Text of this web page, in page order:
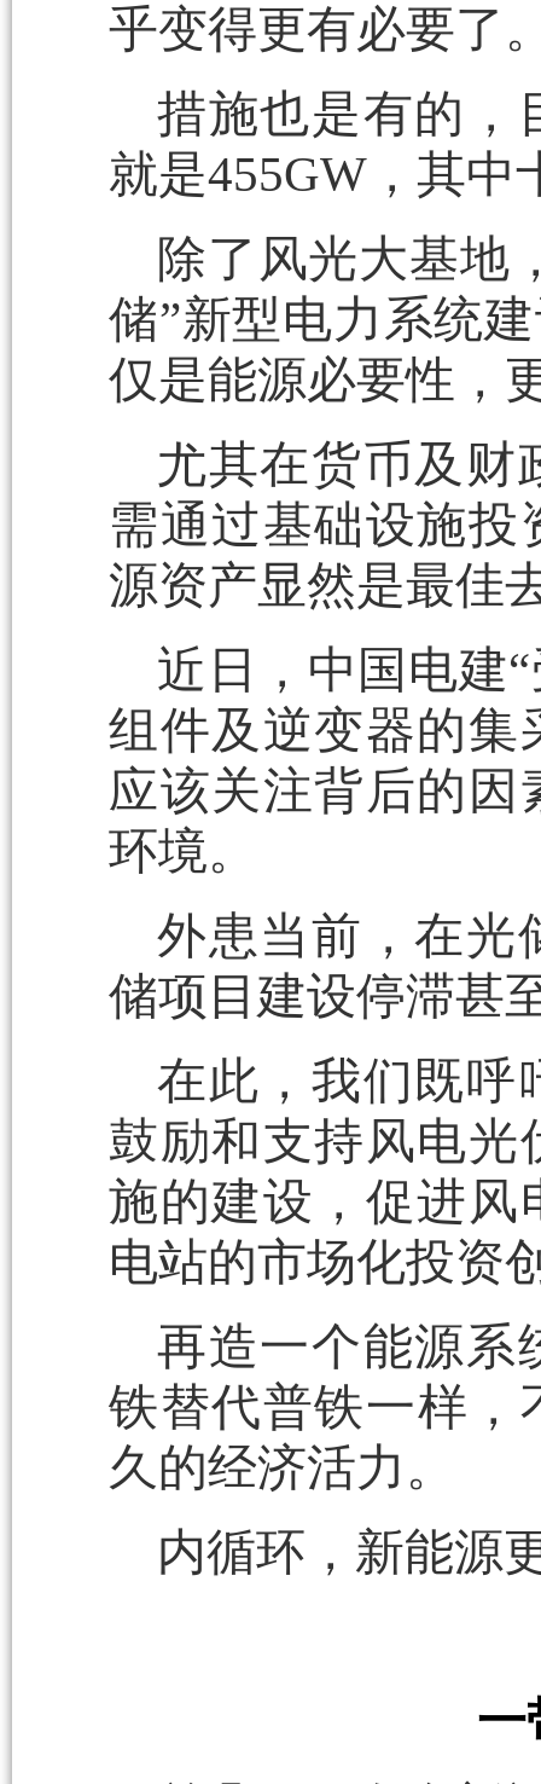
乎变得更有必要了
措施也是有的，
就是455GW，其中
除了风光大基地
储”新型电力系统
仅是能源必要性，
尤其在货币及财
需通过基础设施
源资产显然是最佳
近日，中国电建
组件及逆变器的集
应该关注背后的
环境。
外患当前，在光
储项目建设停滞甚
在此，我们既呼
鼓励和支持风电光
施的建设，促进风
电站的市场化投资
再造一个能源系
铁替代普铁一样，
久的经济活力。
内循环，新能源
一